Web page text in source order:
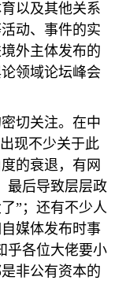
以及其他关系
动、事件的实
外主体发布的
领域论坛峰会
切关注。在中
现不少关于此
的衰退，有网
最后导致层层政
”；还有不少人
媒体发布时事
乎各位大佬要小
非公有资本的